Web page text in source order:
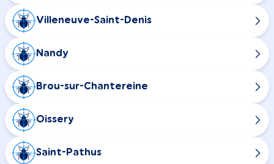
Villeneuve-Saint-Denis
Nandy
Brou-sur-Chantereine
Oissery
Saint-Pathus